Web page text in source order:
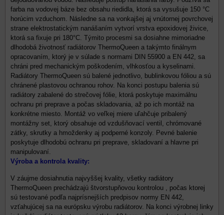
farba na vodovej báze bez obsahu riedidla, ktorá sa vysušuje 150 °C
horúcim vzduchom. Následne sa na vonkajšej aj vnútornej povrchovej
strane elektrostatickým nanášaním vytvorí vrstva epoxidovej živice,
ktorá sa fixuje pri 180°C. Týmito procesmi sa dosiahne mimoriadne
dlhodobá životnosť radiátorov ThermoQueen a takýmto finálnym
opracovaním, ktorý je v súlade s normami DIN 55900 a EN 442, sa
chráni pred mechanickým poškodením, vlhkosťou a kyselinami.
Radiátory ThermoQueen sú balené jednotlivo, bublinkovou fóliou a sú
chránené plastovou ochranou rohov. Na konci postupu balenia sú
radiátory zabalené do strečovej fólie, ktorá poskytuje maximálnu
ochranu pri preprave a počas skladovania, až po ich montáž na
konkrétne miesto. Montáž vo veľkej miere uľahčuje pribalený
montážny set, ktorý obsahuje od vzdušňovací ventil, chrómované
zátky, skrutky a hmoždenky aj podperné konzoly. Pevné balenie
poskytuje dlhodobú ochranu pri preprave, skladovaní a hlavne pri
manipulovaní.
Výroba a kontrola kvality:
V záujme dosiahnutia najvyššej kvality, všetky radiátory
ThermoQueen prechádzajú štvorstupňovou kontrolou , počas ktorej
sú testované podľa najprísnejších predpisov normy EN 442,
vzťahujúcej sa na európsku výrobu radiátorov. Na konci výrobnej linky